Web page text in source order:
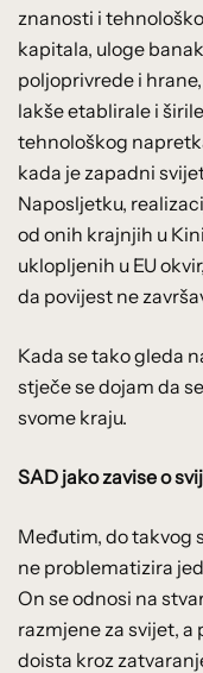
znanosti i
kapitala, uloge
poljoprivrede i
lakše etablirale i
tehnološkog
kada je zapadni
Naposljetku,
od onih krajnjih u
uklopljenih u EU
da povijest ne
Kada se tako gleda
stječe se dojam da
svome kraju.
SAD jako zavise o
Međutim, do takvog
ne problematizira
On se odnosi na
razmjene za svijet, a
doista kroz